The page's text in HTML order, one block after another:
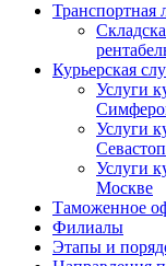
Транспортная
Курьерская
Услуги
Услуги
Услуги
Москве
Таможенное
Филиалы
Этапы и